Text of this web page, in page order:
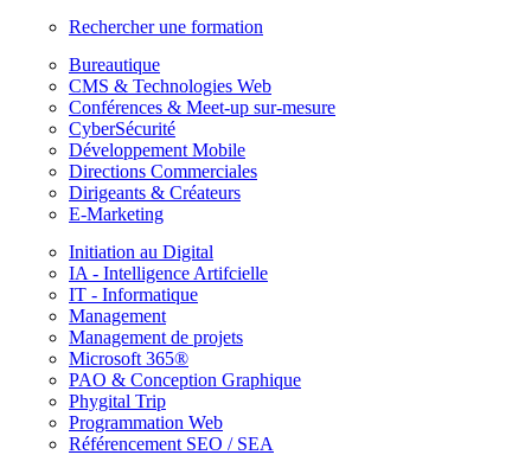
Rechercher une formation
Bureautique
CMS & Technologies Web
Conférences & Meet-up sur-mesure
CyberSécurité
Développement Mobile
Directions Commerciales
Dirigeants & Créateurs
E-Marketing
Initiation au Digital
IA - Intelligence Artifcielle
IT - Informatique
Management
Management de projets
Microsoft 365®
PAO & Conception Graphique
Phygital Trip
Programmation Web
Référencement SEO / SEA